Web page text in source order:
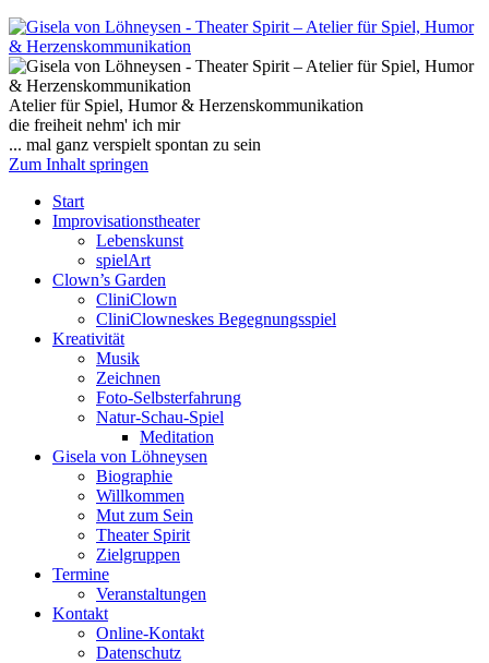
Gisela von Löhneysen
Theater Spirit – Atelier für Spiel, Humor
& Herzenskommunikation
Atelier für Spiel, Humor & Herzenskommunikation
die freiheit nehm' ich mir
... mal ganz verspielt spontan zu sein
Zum Inhalt springen
Start
Improvisationstheater
Lebenskunst
spielArt
Clown’s Garden
CliniClown
CliniClowneskes Begegnungsspiel
Kreativität
Musik
Zeichnen
Foto-Selbsterfahrung
Natur-Schau-Spiel
Meditation
Gisela von Löhneysen
Biographie
Willkommen
Mut zum Sein
Theater Spirit
Zielgruppen
Termine
Veranstaltungen
Kontakt
Online-Kontakt
Datenschutz